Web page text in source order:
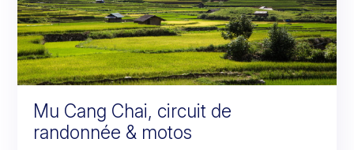
Mu Cang Chai, circuit de
randonnée & motos